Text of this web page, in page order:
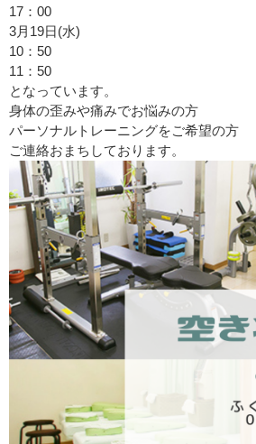
17：00
3月19日(水)
10：50
11：50
となっています。
身体の歪みや痛みでお悩みの方
パーソナルトレーニングをご希望の方
ご連絡おまちしております。